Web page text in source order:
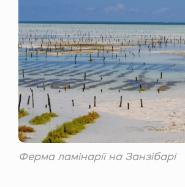
Ферма ламінарії на Занзібарі